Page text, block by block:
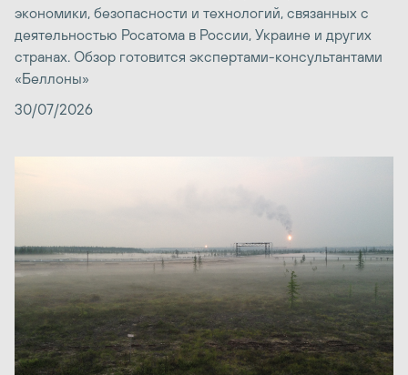
экономики, безопасности и технологий, связанных с
деятельностью Росатома в России, Украине и других
странах. Обзор готовится экспертами-консультантами
«Беллоны»
30/07/2026